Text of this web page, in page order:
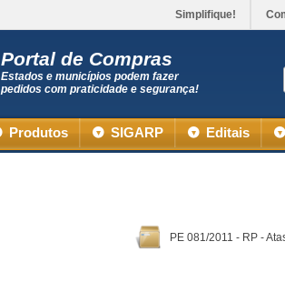
Simplifique!
Portal de Compras
Estados e municípios podem fazer
pedidos com praticidade e segurança!
Produtos SIGARP Editais
PE 081/2011 - RP -